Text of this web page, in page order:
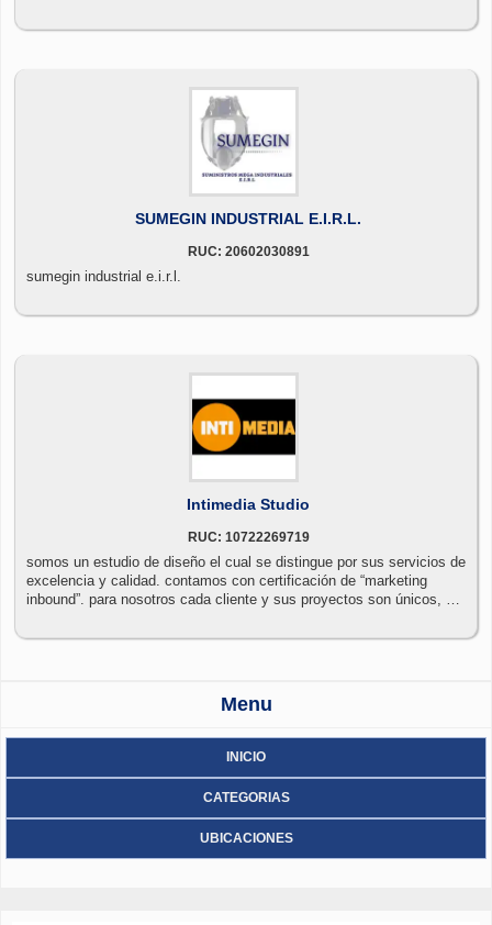
requieren nuestros servicios.
SUMEGIN INDUSTRIAL E.I.R.L.
RUC: 20602030891
sumegin industrial e.i.r.l.
Intimedia Studio
RUC: 10722269719
somos un estudio de diseño el cual se distingue por sus servicios de
excelencia y calidad. contamos con certificación de “marketing
inbound”. para nosotros cada cliente y sus proyectos son únicos, por
Menu
INICIO
CATEGORIAS
UBICACIONES